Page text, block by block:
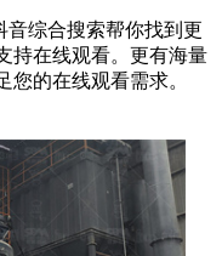
音综合搜索帮你找到更
持在线观看。更有海量
您的在线观看需求。